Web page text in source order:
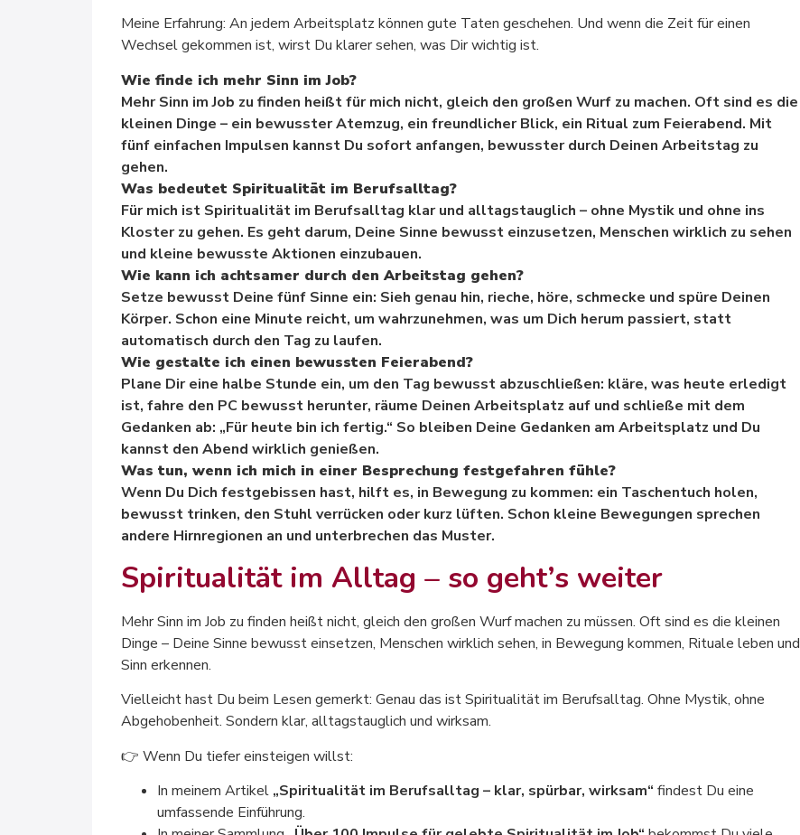
Meine Erfahrung: An jedem Arbeitsplatz können gute Taten geschehen. Und wenn die Zeit für einen
Wechsel gekommen ist, wirst Du klarer sehen, was Dir wichtig ist.
Wie finde ich mehr Sinn im Job?
Mehr Sinn im Job zu finden heißt für mich nicht, gleich den großen Wurf zu machen. Oft sind es die
kleinen Dinge – ein bewusster Atemzug, ein freundlicher Blick, ein Ritual zum Feierabend. Mit
fünf einfachen Impulsen kannst Du sofort anfangen, bewusster durch Deinen Arbeitstag zu
gehen.
Was bedeutet Spiritualität im Berufsalltag?
Für mich ist Spiritualität im Berufsalltag klar und alltagstauglich – ohne Mystik und ohne ins
Kloster zu gehen. Es geht darum, Deine Sinne bewusst einzusetzen, Menschen wirklich zu sehen
und kleine bewusste Aktionen einzubauen.
Wie kann ich achtsamer durch den Arbeitstag gehen?
Setze bewusst Deine fünf Sinne ein: Sieh genau hin, rieche, höre, schmecke und spüre Deinen
Körper. Schon eine Minute reicht, um wahrzunehmen, was um Dich herum passiert, statt
automatisch durch den Tag zu laufen.
Wie gestalte ich einen bewussten Feierabend?
Plane Dir eine halbe Stunde ein, um den Tag bewusst abzuschließen: kläre, was heute erledigt
ist, fahre den PC bewusst herunter, räume Deinen Arbeitsplatz auf und schließe mit dem
Gedanken ab: „Für heute bin ich fertig.“ So bleiben Deine Gedanken am Arbeitsplatz und Du
kannst den Abend wirklich genießen.
Was tun, wenn ich mich in einer Besprechung festgefahren fühle?
Wenn Du Dich festgebissen hast, hilft es, in Bewegung zu kommen: ein Taschentuch holen,
bewusst trinken, den Stuhl verrücken oder kurz lüften. Schon kleine Bewegungen sprechen
andere Hirnregionen an und unterbrechen das Muster.
Spiritualität im Alltag – so geht’s weiter
Mehr Sinn im Job zu finden heißt nicht, gleich den großen Wurf machen zu müssen. Oft sind es die kleinen
Dinge – Deine Sinne bewusst einsetzen, Menschen wirklich sehen, in Bewegung kommen, Rituale leben und
Sinn erkennen.
Vielleicht hast Du beim Lesen gemerkt: Genau das ist Spiritualität im Berufsalltag. Ohne Mystik, ohne
Abgehobenheit. Sondern klar, alltagstauglich und wirksam.
👉 Wenn Du tiefer einsteigen willst:
In meinem Artikel „Spiritualität im Berufsalltag – klar, spürbar, wirksam“ findest Du eine
umfassende Einführung.